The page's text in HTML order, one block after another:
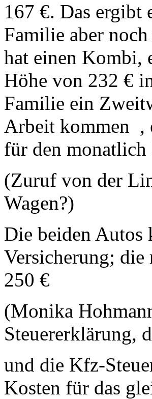
167 €. Das ergibt
Familie aber
hat einen Kombi,
Höhe von 232 €
Familie ein
Arbeit kommen ,
für den
(Zuruf von der
Wagen?)
Die beiden Autos
Versicherung;
250 €
(Monika
Steuererklärung,
und die Kfz-
Kosten für das